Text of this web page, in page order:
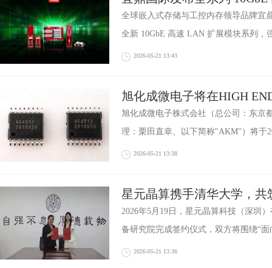
以行业创新规格引领边缘
全球嵌入式存储与工控内存领导品牌宜
全新 10GbE 高速 LAN 扩展模块系列，
2026-05-21 13:43
旭化成微电子将在HIGH
高音质音频运算放大器
旭化成微电子株式会社（总公司：东京
理：栗田直幸、以下简称"AKM"）将于
2026-05-21 13:38
星元晶算携手清华大学，
子级制造创新高地
2026年5月19日，星元晶算科技（深圳
备研究院完成签约仪式，双方将围绕“
2026-05-21 13:36